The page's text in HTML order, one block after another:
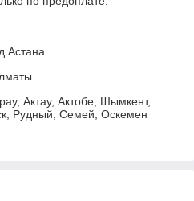
Астана
Актау, Актобе, Шымкент,
Рудный, Семей, Оскемен